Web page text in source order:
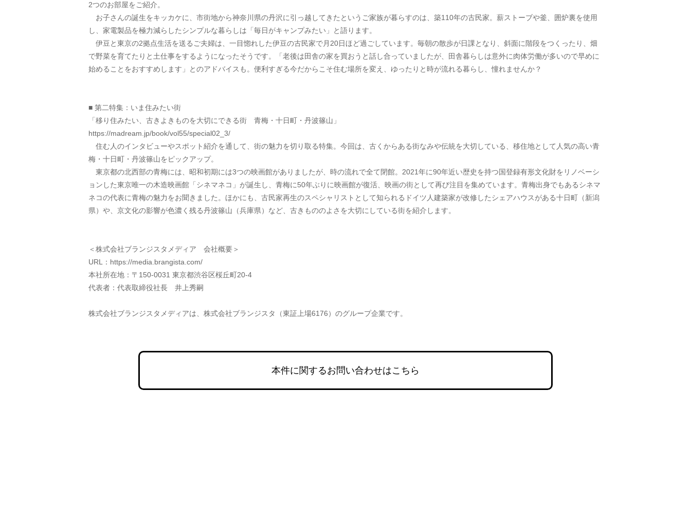
2つのお部屋をご紹介。
お子さんの誕生をキッカケに、市街地から神奈川県の丹沢に引っ越してきたというご家族が暮らすのは、築110年の古民家。薪ストーブや釜、囲炉裏を使用
し、家電製品を極力減らしたシンプルな暮らしは「毎日がキャンプみたい」と語ります。
伊豆と東京の2拠点生活を送るご夫婦は、一目惚れした伊豆の古民家で月20日ほど過ごしています。毎朝の散歩が日課となり、斜面に階段をつくったり、畑
で野菜を育てたりと土仕事をするようになったそうです。「老後は田舎の家を買おうと話し合っていましたが、田舎暮らしは意外に肉体労働が多いので早めに
始めることをおすすめします」とのアドバイスも。便利すぎる今だからこそ住む場所を変え、ゆったりと時が流れる暮らし、憧れませんか？
■ 第二特集：いま住みたい街
「移り住みたい、古きよきものを大切にできる街　青梅・十日町・丹波篠山」
https://madream.jp/book/vol55/special02_3/
住む人のインタビューやスポット紹介を通して、街の魅力を切り取る特集。今回は、古くからある街なみや伝統を大切している、移住地として人気の高い青
梅・十日町・丹波篠山をピックアップ。
東京都の北西部の青梅には、昭和初期には3つの映画館がありましたが、時の流れで全て閉館。2021年に90年近い歴史を持つ国登録有形文化財をリノベーシ
ョンした東京唯一の木造映画館「シネマネコ」が誕生し、青梅に50年ぶりに映画館が復活、映画の街として再び注目を集めています。青梅出身でもあるシネマ
ネコの代表に青梅の魅力をお聞きました。ほかにも、古民家再生のスペシャリストとして知られるドイツ人建築家が改修したシェアハウスがある十日町（新潟
県）や、京文化の影響が色濃く残る丹波篠山（兵庫県）など、古きもののよさを大切にしている街を紹介します。
＜株式会社ブランジスタメディア　会社概要＞
URL：https://media.brangista.com/
本社所在地：〒150-0031 東京都渋谷区桜丘町20-4
代表者：代表取締役社長　井上秀嗣
株式会社ブランジスタメディアは、株式会社ブランジスタ（東証上場6176）のグループ企業です。
本件に関するお問い合わせはこちら